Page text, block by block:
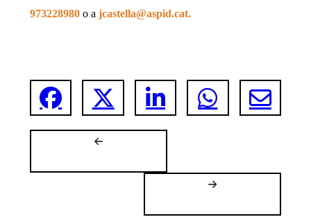
973228980o a jcastella@aspid.cat.